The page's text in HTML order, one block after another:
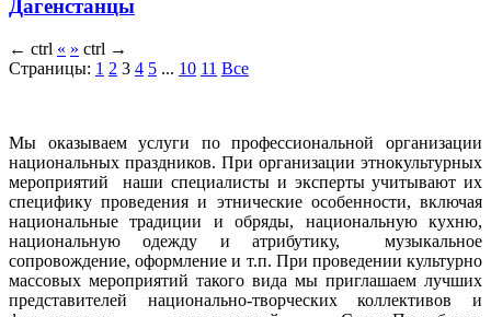
Дагенстанцы
← ctrl « » ctrl →
Страницы: 1 2 3 4 5 ... 10 11 Все
Мы оказываем услуги по профессиональной организации
национальных праздников. При организации этнокультурных
мероприятий наши специалисты и эксперты учитывают их
специфику проведения и этнические особенности, включая
национальные традиции и обряды, национальную кухню,
национальную одежду и атрибутику, музыкальное
сопровождение, оформление и т.п. При проведении культурно
массовых мероприятий такого вида мы приглашаем лучших
представителей национально-творческих коллективов и